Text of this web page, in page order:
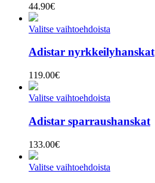
44.90€
Valitse vaihtoehdoista
Adistar nyrkkeilyhanskat
119.00€
Valitse vaihtoehdoista
Adistar sparraushanskat
133.00€
Valitse vaihtoehdoista